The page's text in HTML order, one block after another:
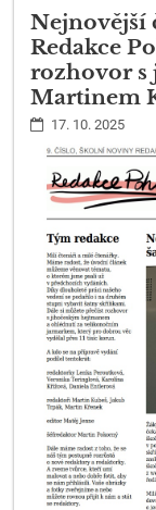
Nejnovější
Redakce
rozhovor s
Martinem
17. 10. 2025